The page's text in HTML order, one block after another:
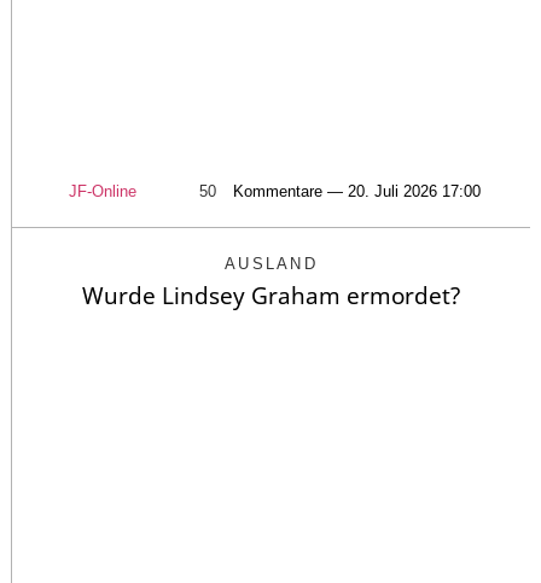
JF-Online 50 Kommentare — 20. Juli 2026 17:00
AUSLAND
Wurde Lindsey Graham ermordet?